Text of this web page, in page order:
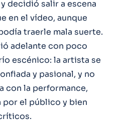
decidió salir a escena
en el vídeo, aunque
traerle mala suerte.
adelante con poco
escénico: la artista se
y pasional, y no
con la performance,
por el público y bien